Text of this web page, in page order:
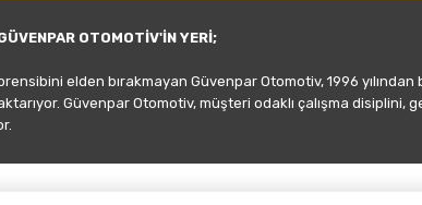
OTOMOTİV'İN YERİ;
elden bırakmayan Güvenpar Otomotiv, 1996
Güvenpar Otomotiv, müşteri odaklı çalışma disiplini,